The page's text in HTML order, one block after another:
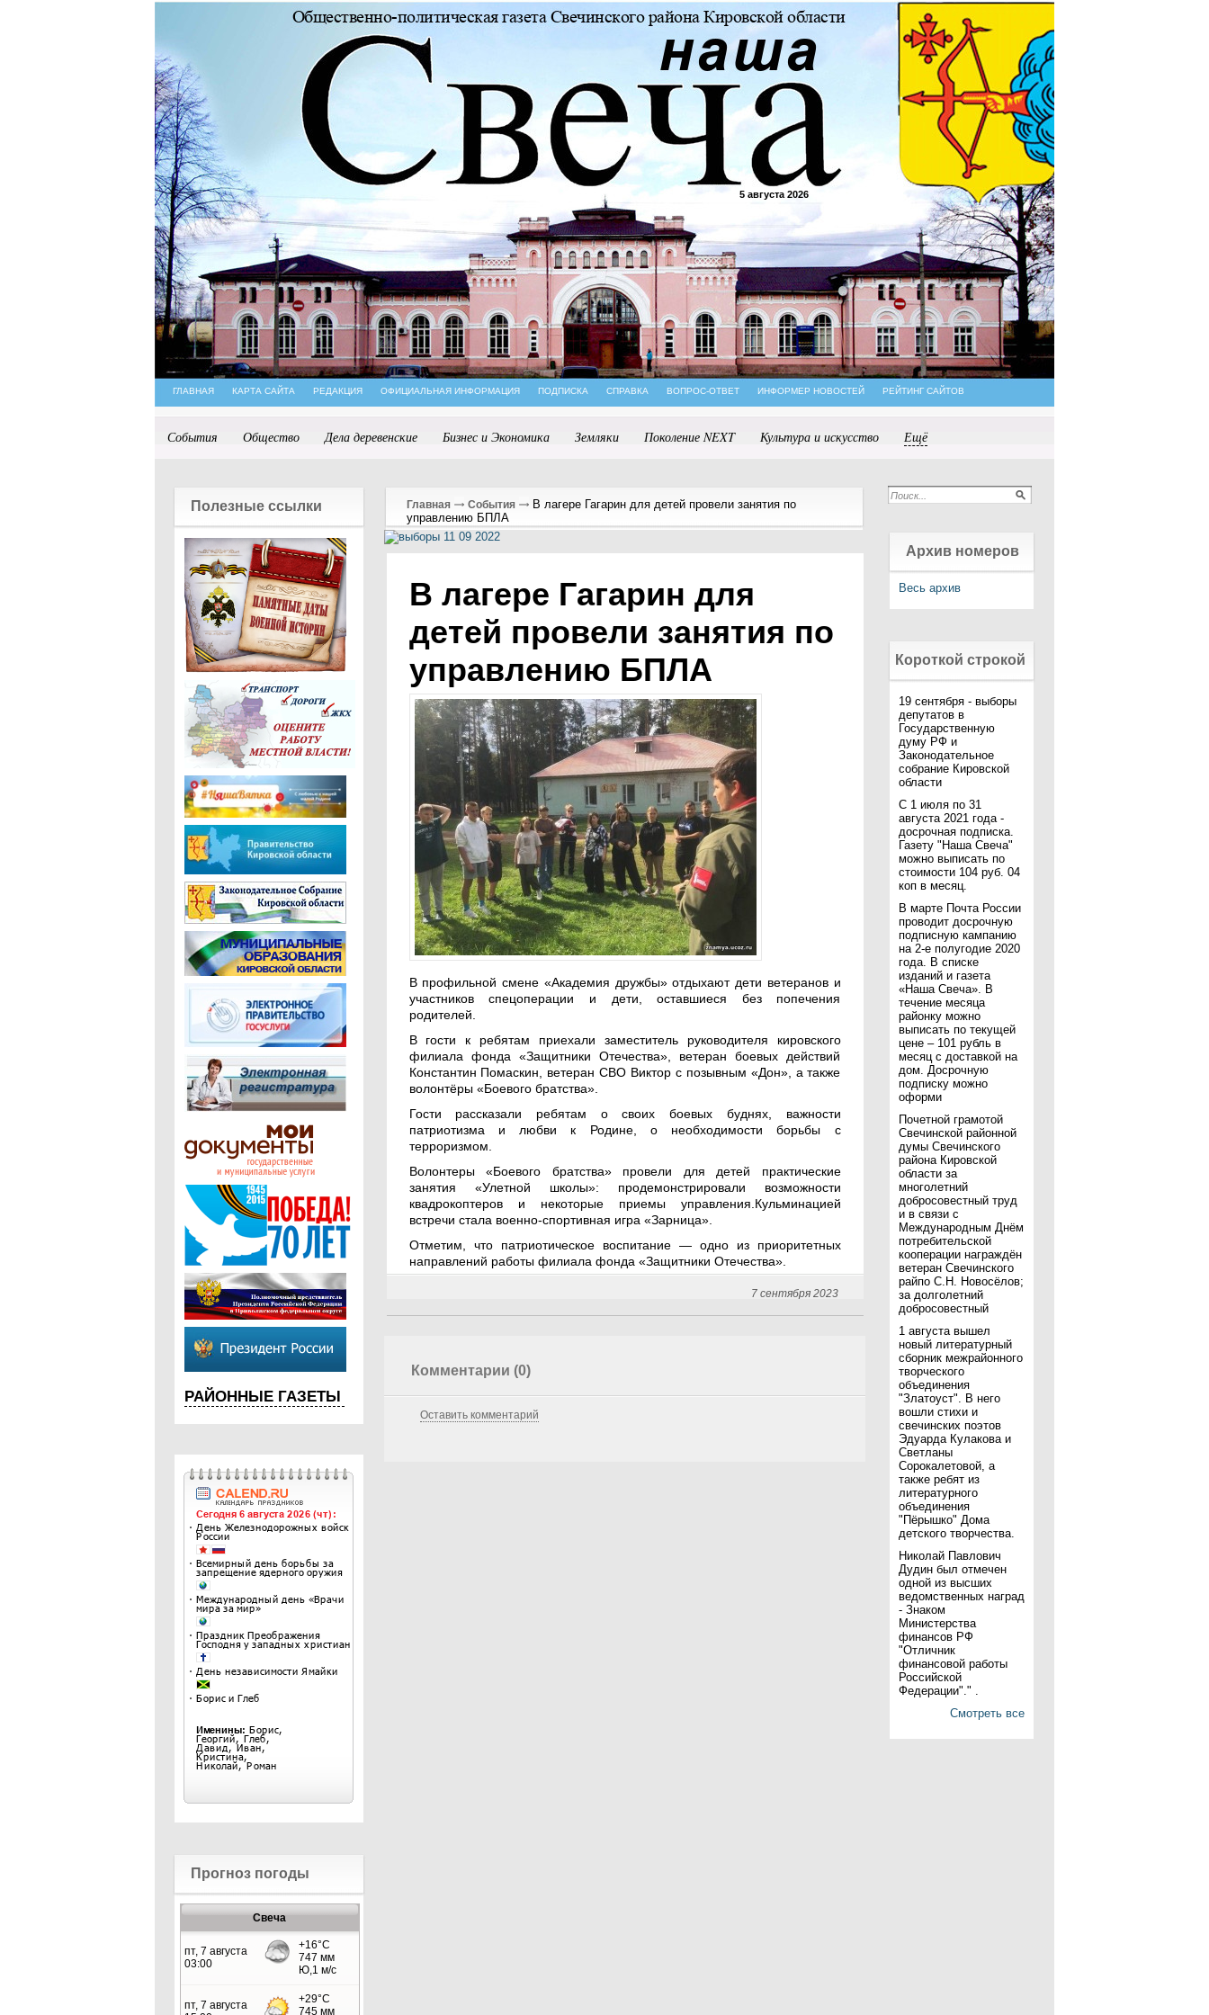
5 августа 2026
ГЛАВНАЯ КАРТА САЙТА РЕДАКЦИЯ ОФИЦИАЛЬНАЯ ИНФОРМАЦИЯ ПОДПИСКА СПРАВКА ВОПРОС-ОТВЕТ ИНФОРМЕР НОВОСТЕЙ РЕЙТИНГ САЙТОВ
События Общество Дела деревенские Бизнес и Экономика Земляки Поколение NEXT Культура и искусство Ещё
Полезные ссылки
РАЙОННЫЕ ГАЗЕТЫ
Прогноз погоды
Свеча
Главная События
В лагере Гагарин для детей провели занятия по
управлению БПЛА
В лагере Гагарин для
детей провели занятия по
управлению БПЛА
В профильной смене «Академия дружбы» отдыхают дети ветеранов и
участников спецоперации и дети, оставшиеся без попечения
родителей.
В гости к ребятам приехали заместитель руководителя кировского
филиала фонда «Защитники Отечества», ветеран боевых действий
Константин Помаскин, ветеран СВО Виктор с позывным «Дон», а также
волонтёры «Боевого братства».
Гости рассказали ребятам о своих боевых буднях, важности
патриотизма и любви к Родине, о необходимости борьбы с
терроризмом.
Волонтеры «Боевого братства» провели для детей практические
занятия «Улетной школы»: продемонстрировали возможности
квадрокоптеров и некоторые приемы управления.Кульминацией
встречи стала военно-спортивная игра «Зарница».
Отметим, что патриотическое воспитание — одно из приоритетных
направлений работы филиала фонда «Защитники Отечества».
7 сентября 2023
Комментарии (0)
Оставить комментарий
Архив номеров
Весь архив
Короткой строкой
19 сентября - выборы
депутатов в
Государственную
думу РФ и
Законодательное
собрание Кировской
области
С 1 июля по 31
августа 2021 года -
досрочная подписка.
Газету "Наша Свеча"
можно выписать по
стоимости 104 руб. 04
коп в месяц.
В марте Почта России
проводит досрочную
подписную кампанию
на 2-е полугодие 2020
года. В списке
изданий и газета
«Наша Свеча». В
течение месяца
районку можно
выписать по текущей
цене – 101 рубль в
месяц с доставкой на
дом. Досрочную
подписку можно
оформи
Почетной грамотой
Свечинской районной
думы Свечинского
района Кировской
области за
многолетний
добросовестный труд
и в связи с
Международным Днём
потребительской
кооперации награждён
ветеран Свечинского
райпо С.Н. Новосёлов;
за долголетний
добросовестный
1 августа вышел
новый литературный
сборник межрайонного
творческого
объединения
"Златоуст". В него
вошли стихи и
свечинских поэтов
Эдуарда Кулакова и
Светланы
Сорокалетовой, а
также ребят из
литературного
объединения
"Пёрышко" Дома
детского творчества.
Николай Павлович
Дудин был отмечен
одной из высших
ведомственных наград
- Знаком
Министерства
финансов РФ
"Отличник
финансовой работы
Российской
Федерации"." .
Смотреть все